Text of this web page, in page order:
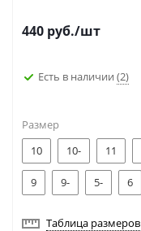
440 руб./шт
Есть в наличии (2)
Размер
10
10- 11
9 9- 5- 6
Таблица размеров